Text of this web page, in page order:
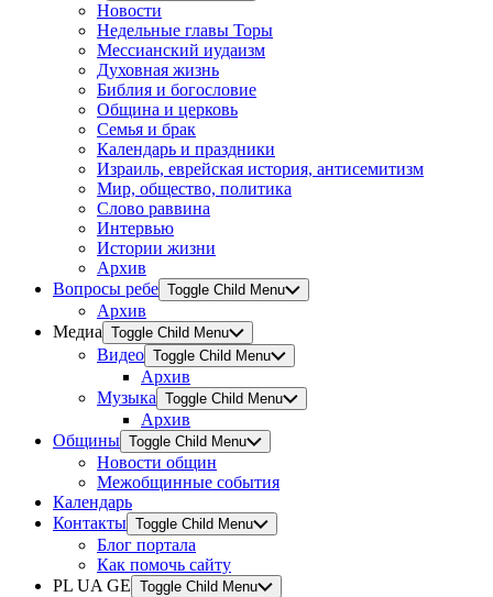
Новости
Недельные главы Торы
Мессианский иудаизм
Духовная жизнь
Библия и богословие
Община и церковь
Семья и брак
Календарь и праздники
Израиль, еврейская история, антисемитизм
Мир, общество, политика
Слово раввина
Интервью
Истории жизни
Архив
Вопросы ребе Toggle Child Menu
Архив
Медиа Toggle Child Menu
Видео Toggle Child Menu
Архив
Музыка Toggle Child Menu
Архив
Общины Toggle Child Menu
Новости общин
Межобщинные события
Календарь
Контакты Toggle Child Menu
Блог портала
Как помочь сайту
PL UA GE Toggle Child Menu